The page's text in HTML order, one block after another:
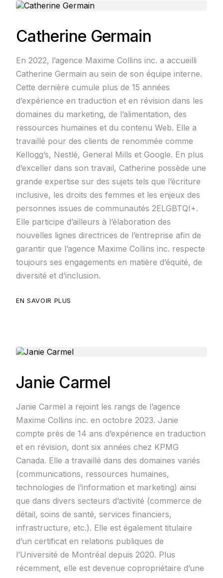
Catherine Germain
En 2022, l’agence Maxime Collins inc. a accueilli
Catherine Germain au sein de son équipe interne.
Cette dernière cumule plus de 15 années
d’expérience en traduction et en révision dans les
domaines du marketing, de l’alimentation, des
ressources humaines et du contenu Web. Elle a
travaillé pour des clients de renommée comme
Kellogg’s, Nestlé, General Mills et Google. En plus
d’exceller dans son travail, Catherine possède une
grande expertise sur des sujets tels que l’écriture
inclusive, les droits des femmes et les enjeux des
personnes issues de communautés 2ELGBTQI+.
Elle participe d’ailleurs à l’élaboration des
nouvelles lignes directrices de l’entreprise afin de
garantir que l’agence Maxime Collins inc. respecte
toujours ses engagements en matière d’équité, de
diversité et d’inclusion.
EN SAVOIR PLUS
Janie Carmel
Janie Carmel a rejoint les rangs de l’agence
Maxime Collins inc. en octobre 2023. Janie
compte près de 14 ans d’expérience en traduction
et en révision, dont six années chez KPMG
Canada. Elle a travaillé dans des domaines variés
(communications, ressources humaines,
technologies de l’information et marketing) ainsi
que dans divers secteurs d’activité (commerce de
détail, soins de santé, services financiers,
infrastructure, etc.). Elle est également titulaire
d’un certificat en relations publiques de
l’Université de Montréal depuis 2020. Plus
récemment, elle est devenue copropriétaire d’une